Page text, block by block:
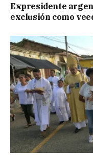
Expresidente
exclusión como